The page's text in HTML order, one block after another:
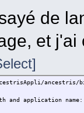
de
et j'ai
AncestrisAppli/
and application name: